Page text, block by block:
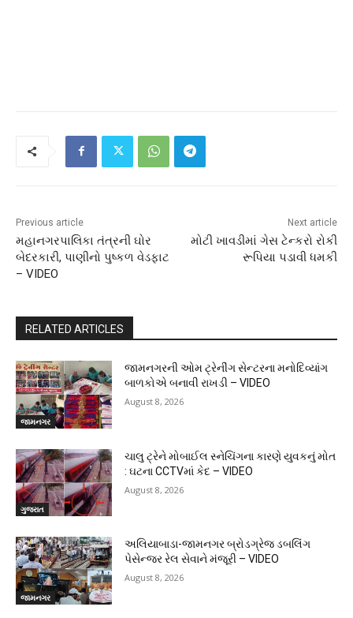
Previous article
મહાનગરપાલિકા તંત્રની ઘોર
બેદરકારી, પાણીનો પુષ્કળ વેડફાટ
– VIDEO
Next article
મોટી ખાવડીમાં ગેસ ટેન્કરો રોકી
રૂપિયા પડાવી ધમકી
RELATED ARTICLES
જામનગર
જામનગરની ઓમ ટ્રેનીંગ સેન્ટરના મનોદિવ્યાંગ
બાળકોએ બનાવી રાખડી – VIDEO
August 8, 2026
ગુજરાત
ચાલુ ટ્રેને મોબાઈલ સ્નેચિંગના કારણે યુવકનું મોત
: ઘટના CCTVમાં કેદ – VIDEO
August 8, 2026
જામનગર
અલિયાબાડા-જામનગર બ્રોડગ્રેજ ડબલિંગ
પેસેન્જર રેલ સેવાને મંજૂરી – VIDEO
August 8, 2026